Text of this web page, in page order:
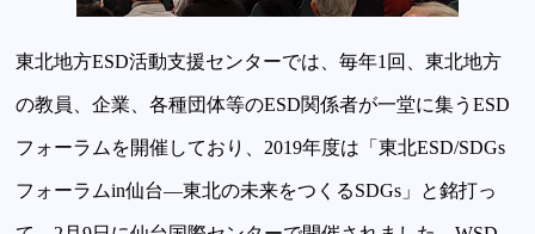
東北地方ESD活動支援センターでは、毎年1回、東北地方
の教員、企業、各種団体等のESD関係者が一堂に集うESD
フォーラムを開催しており、2019年度は「東北ESD/SDGs
フォーラムin仙台―東北の未来をつくるSDGs」と銘打っ